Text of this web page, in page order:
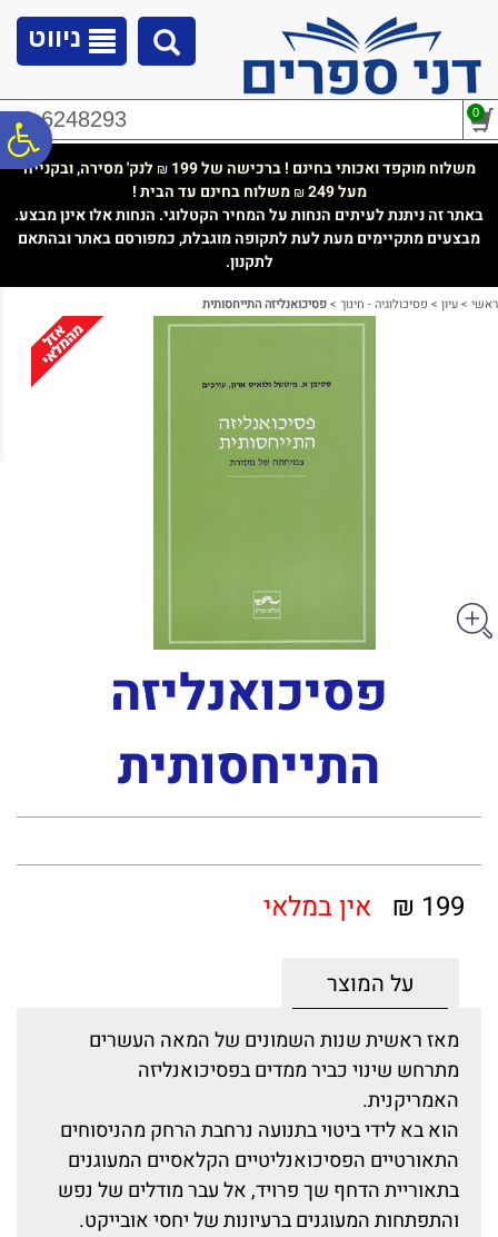
נגישות
ניווט
02-6248293 0
משלוח מוקפד ואכותי בחינם ! ברכישה של 199 ₪ לנק' מסירה, ובקנייה
מעל 249
₪משלוח בחינם עד הבית !
באתר זה ניתנת לעיתים הנחות על המחיר הקטלוגי. הנחות אלו אינן מבצע.
מבצעים מתקיימים מעת לעת לתקופה מוגבלת, כמפורסם באתר ובהתאם
לתקנון.
ראשי >עיון > פסיכולוגיה - חינוך >פסיכואנליזה התייחסותית
פסיכואנליזה
התייחסותית
199 ₪ אין במלאי
על המוצר
מאז ראשית שנות השמונים של המאה העשרים
מתרחש שינוי כביר ממדים בפסיכואנליזה
האמריקנית.
הוא בא לידי ביטוי בתנועה נרחבת הרחק מהניסוחים
התאורטיים הפסיכואנליטיים הקלאסיים המעוגנים
בתאוריית הדחף שך פרויד, אל עבר מודלים של נפש
והתפתחות המעוגנים ברעיונות של יחסי אובייקט.